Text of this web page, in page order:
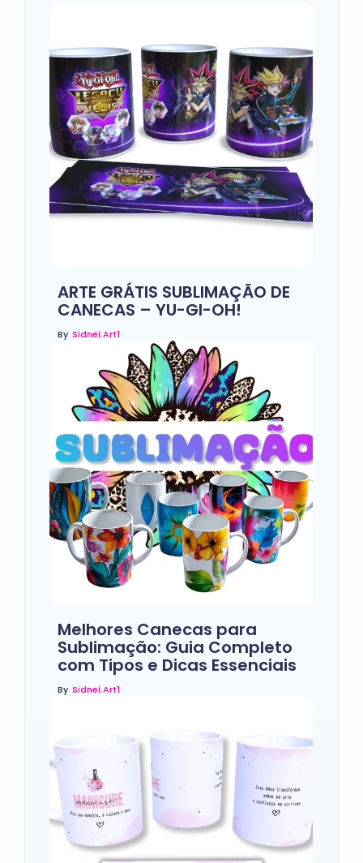
ARTE GRÁTIS SUBLIMAÇÃO DE
CANECAS – YU-GI-OH!
By Sidnei.art1
Melhores Canecas para
Sublimação: Guia Completo
com Tipos e Dicas Essenciais
By Sidnei.art1